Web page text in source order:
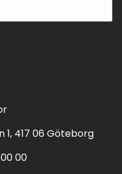
417 06 Göteborg
00